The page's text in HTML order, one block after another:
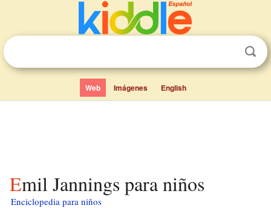
Web Imágenes English
Emil Jannings para niños
Enciclopedia para niños